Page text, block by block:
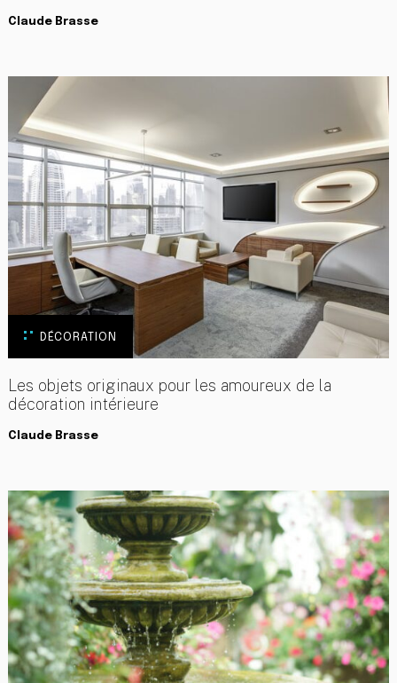
Claude Brasse
DÉCORATION
Les objets originaux pour les amoureux de la
décoration intérieure
Claude Brasse